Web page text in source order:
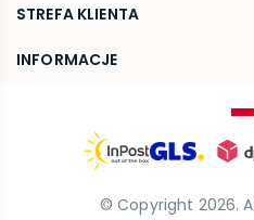
O nas
Blog
STREFA KLIENTA
FAQ
Reklamacje i zwroty
INFORMACJE
Polityka prywatności
© Copyright 2026.